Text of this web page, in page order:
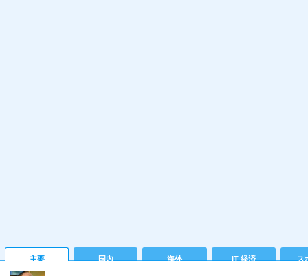
主要 国内 海外 IT 経済 ス